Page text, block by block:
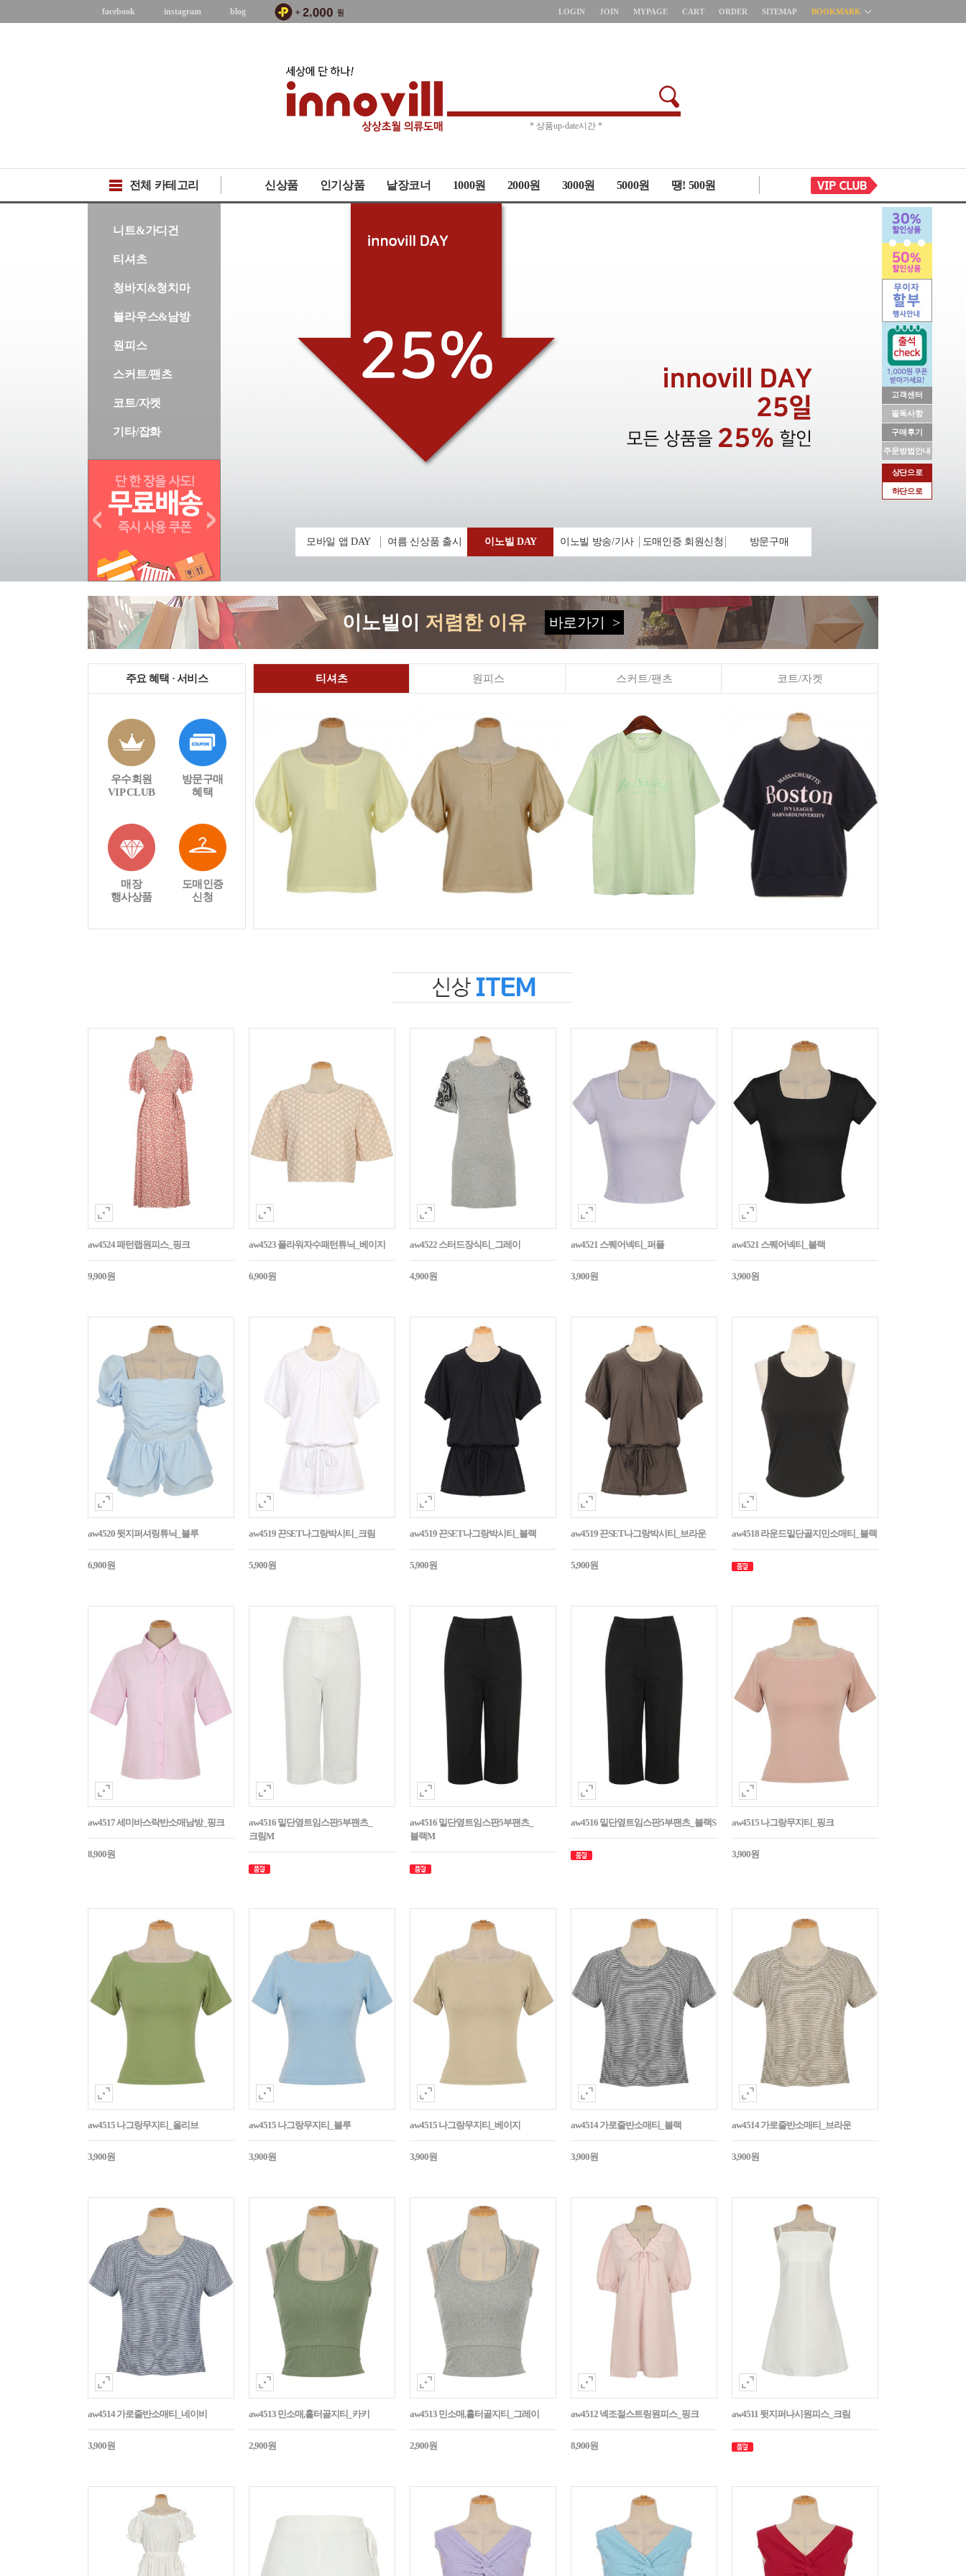
고객센터
필독사항
구매후기
주문방법안내
상단으로
하단으로
facebook instagram blog LOGIN JOIN MYPAGE CART ORDER SITEMAP BOOKMARK
* 주문취소 제한 *
전체 카테고리 신상품 인기상품 낱장코너 1000원 2000원 3000원 5000원 땡! 500원
니트&가디건
티셔츠
청바지&청치마
블라우스&남방
원피스
스커트/팬츠
코트/자켓
기타/잡화
모바일 앱 DAY 여름 신상품 출시 이노빌 DAY 이노빌 방송/기사 도매인증 회원신청 방문구매
이노빌이 저렴한 이유 바로가기 >
주요 혜택 · 서비스
우수회원
VIP CLUB
방문구매
혜택
매장
행사상품
도매인증
신청
티셔츠 원피스 스커트/팬츠 코트/자켓
aw4524 패턴랩원피스_핑크
9,900원
aw4523 플라워자수패턴튜닉_베이지
6,900원
aw4522 스터드장식티_그레이
4,900원
aw4521 스퀘어넥티_퍼플
3,900원
aw4521 스퀘어넥티_블랙
3,900원
aw4520 뒷지퍼셔링튜닉_블루
6,900원
aw4519 끈SET나그랑박시티_크림
5,900원
aw4519 끈SET나그랑박시티_블랙
5,900원
aw4519 끈SET나그랑박시티_브라운
5,900원
aw4518 라운드밑단골지민소매티_블랙
aw4517 세미바스락반소매남방_핑크
8,900원
aw4516 밑단옆트임스판5부팬츠_
크림M
aw4516 밑단옆트임스판5부팬츠_
블랙M
aw4516 밑단옆트임스판5부팬츠_블랙S aw4515 나그랑무지티_핑크
3,900원
aw4515 나그랑무지티_올리브
3,900원
aw4515 나그랑무지티_블루
3,900원
aw4515 나그랑무지티_베이지
3,900원
aw4514 가로줄반소매티_블랙
3,900원
aw4514 가로줄반소매티_브라운
3,900원
aw4514 가로줄반소매티_네이비
3,900원
aw4513 민소매,홀터골지티_카키
2,900원
aw4513 민소매,홀터골지티_그레이
2,900원
aw4512 넥조절스트링원피스_핑크
8,900원
aw4511 뒷지퍼나시원피스_크림